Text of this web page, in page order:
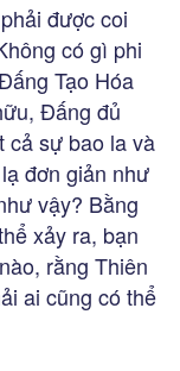
được coi
có gì phi
Tạo Hóa
Đấng đủ
cả sự bao la và
đơn giản như
vậy? Bằng
xảy ra, bạn
rằng Thiên
ai cũng có thể